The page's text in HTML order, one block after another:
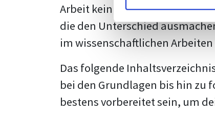
Arbeit kein Problem mehr für
die den Unterschied
im wissenschaftlichen
Das folgende
bei den Grundlagen bis hin zu
bestens vorbereitet sein, um